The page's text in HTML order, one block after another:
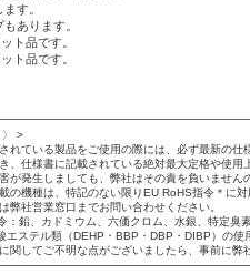
す。
あります。
ト品です。
ト品です。
〉 >
れている製品をご使用の際には、必ず最新の
、仕様書に記載されている絶対最大定格や使
が発生しましても、弊社はその責を負いません
の機種は、特記のない限りEU RoHS指令＊に
弊社営業窓口までお問い合わせください。
：鉛、カドミウム、六価クロム、水銀、特定臭
テル類（DEHP・BBP・DBP・DIBP）の使
関してご不明な点がございましたら、事前に